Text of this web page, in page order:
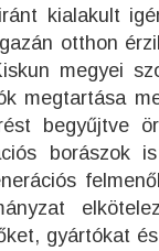
kialakult
otthon
megyei
megtartása
begyűjtve
borászok
gyártókat